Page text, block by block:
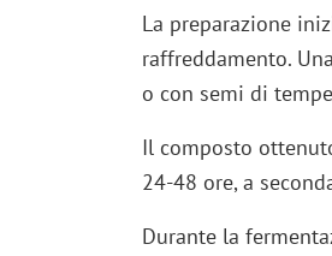
La preparazione
raffreddamento.
o con semi di
Il composto
24-48 ore, a
Durante la